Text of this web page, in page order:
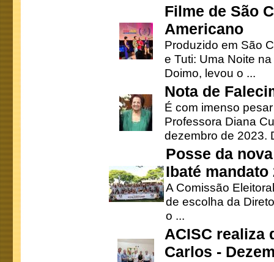
Filme de São
Americano
Produzido em São
e Tuti: Uma Noite
Doimo, levou o ...
Nota de
É com imenso
Professora Diana
dezembro de 2023.
Posse da
Ibaté mandato
A Comissão
de escolha da
o ...
ACISC realiza
Carlos -